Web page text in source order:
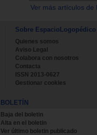
Ver más artículos
Sobre EspacioLogopédico
Quienes somos
Aviso Legal
Colabora con nosotros
Contacta
ISSN 2013-0627
Gestionar cookies
BOLETÍN
Baja del boletin
Alta en el boletin
Ver último boletin publicado